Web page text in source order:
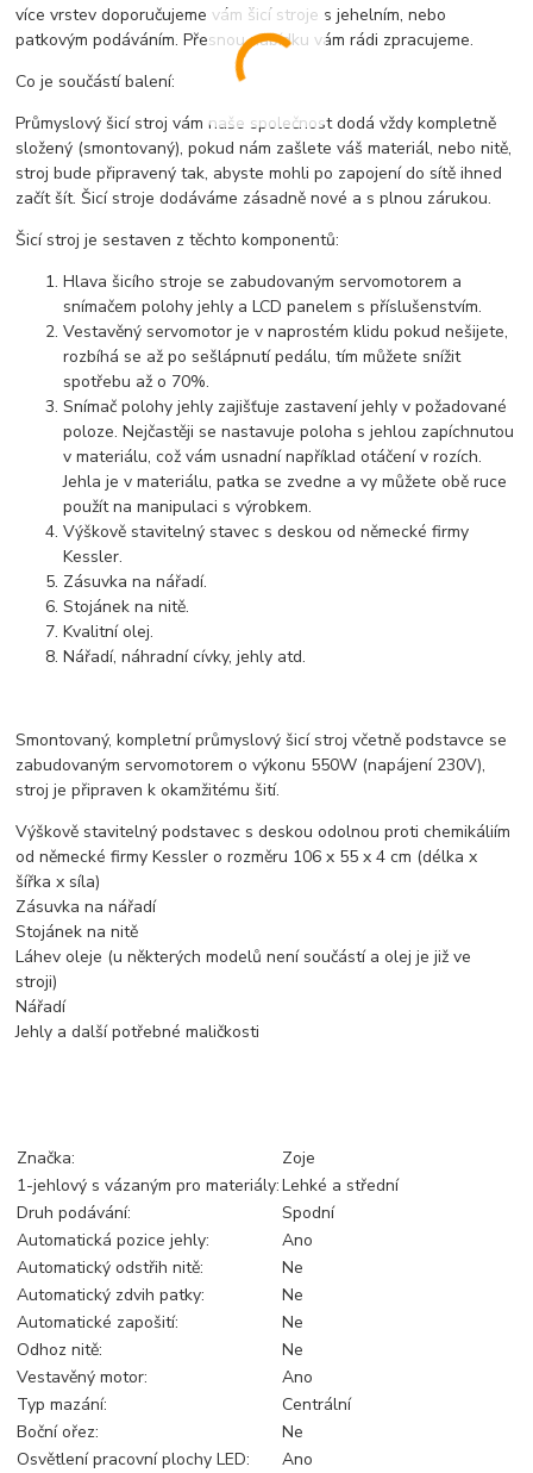
více vrstev doporučujeme vám šicí stroje s jehelním, nebo
patkovým podáváním. Přesnou nabídku vám rádi zpracujeme.
Co je součástí balení:
Průmyslový šicí stroj vám naše společnost dodá vždy kompletně
složený (smontovaný), pokud nám zašlete váš materiál, nebo nitě,
stroj bude připravený tak, abyste mohli po zapojení do sítě ihned
začít šít. Šicí stroje dodáváme zásadně nové a s plnou zárukou.
Šicí stroj je sestaven z těchto komponentů:
Hlava šicího stroje se zabudovaným servomotorem a
snímačem polohy jehly a LCD panelem s příslušenstvím.
Vestavěný servomotor je v naprostém klidu pokud nešijete,
rozbíhá se až po sešlápnutí pedálu, tím můžete snížit
spotřebu až o 70%.
Snímač polohy jehly zajišťuje zastavení jehly v požadované
poloze. Nejčastěji se nastavuje poloha s jehlou zapíchnutou
v materiálu, což vám usnadní například otáčení v rozích.
Jehla je v materiálu, patka se zvedne a vy můžete obě ruce
použít na manipulaci s výrobkem.
Výškově stavitelný stavec s deskou od německé firmy
Kessler.
Zásuvka na nářadí.
Stojánek na nitě.
Kvalitní olej.
Nářadí, náhradní cívky, jehly atd.
Smontovaný, kompletní průmyslový šicí stroj včetně podstavce se
zabudovaným servomotorem o výkonu 550W (napájení 230V),
stroj je připraven k okamžitému šití.
Výškově stavitelný podstavec s deskou odolnou proti chemikáliím
od německé firmy Kessler o rozměru 106 x 55 x 4 cm (délka x
šířka x síla)
Zásuvka na nářadí
Stojánek na nitě
Láhev oleje (u některých modelů není součástí a olej je již ve
stroji)
Nářadí
Jehly a další potřebné maličkosti
Značka:
Zoje
1-jehlový s vázaným pro materiály:Lehké a střední
Druh podávání:
Spodní
Automatická pozice jehly:
Ano
Automatický odstřih nitě:
Ne
Automatický zdvih patky:
Ne
Automatické zapošití:
Ne
Odhoz nitě:
Ne
Vestavěný motor:
Ano
Typ mazání:
Centrální
Boční ořez:
Ne
Osvětlení pracovní plochy LED:
Ano